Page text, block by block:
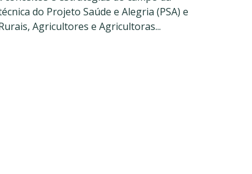
do Projeto Saúde e Alegria (PSA) e
Agricultores e Agricultoras...